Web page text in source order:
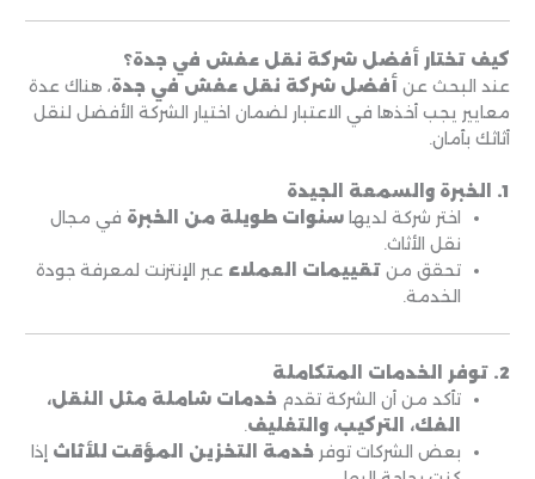
كيف تختار أفضل شركة نقل عفش في جدة؟
عند البحث عن أفضل شركة نقل عفش في جدة، هناك عدة
معايير يجب أخذها في الاعتبار لضمان اختيار الشركة الأفضل لنقل
أثاثك بأمان.
1. الخبرة والسمعة الجيدة
اختر شركة لديهاسنوات طويلة من الخبرة في مجال
نقل الأثاث.
تحقق منتقييمات العملاء عبر الإنترنت لمعرفة جودة
الخدمة.
2. توفر الخدمات المتكاملة
تأكد من أن الشركة تقدمخدمات شاملة مثل النقل،
الفك، التركيب، والتغليف
بعض الشركات توفرخدمة التخزين المؤقت للأثاث إذا